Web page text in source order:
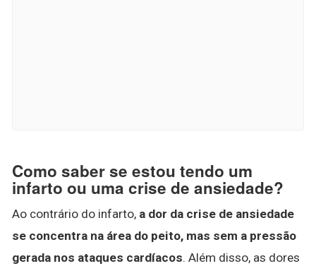
Como saber se estou tendo um
infarto ou uma crise de ansiedade?
Ao contrário do infarto, a dor da crise de ansiedade
se concentra na área do peito, mas sem a pressão
gerada nos ataques cardíacos. Além disso, as dores